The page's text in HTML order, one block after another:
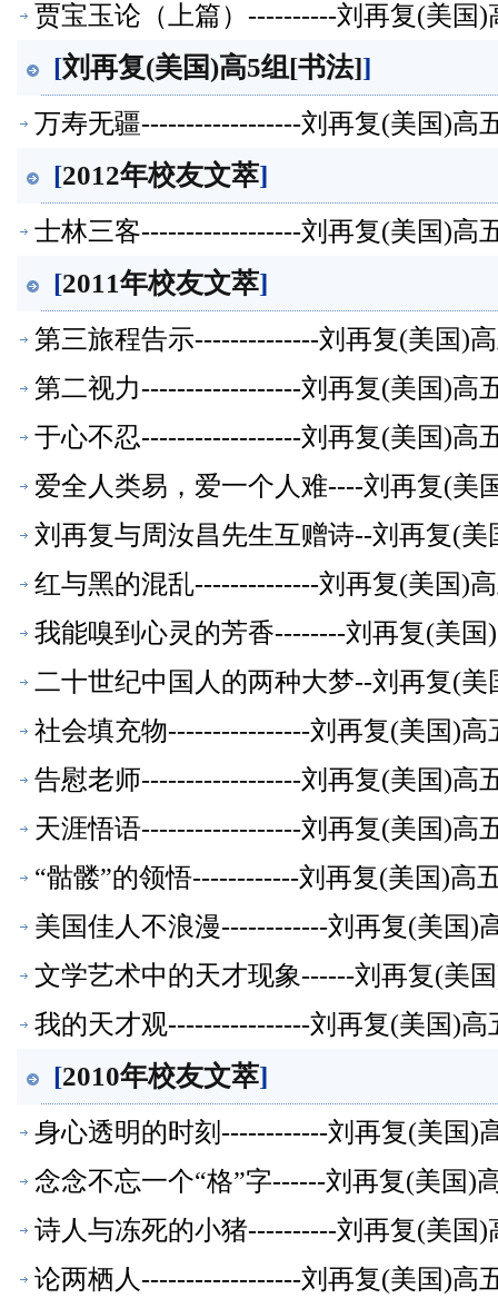
贾宝玉论（上篇）----------刘再复(美国
[刘再复(美国)高5组[书法]]
万寿无疆------------------刘再复(美国)高
[2012年校友文萃]
士林三客------------------刘再复(美国)高
[2011年校友文萃]
第三旅程告示--------------刘再复(美国)
第二视力------------------刘再复(美国)高
于心不忍------------------刘再复(美国)高
爱全人类易，爱一个人难----刘再复(美
刘再复与周汝昌先生互赠诗--刘再复(
红与黑的混乱--------------刘再复(美国)
我能嗅到心灵的芳香--------刘再复(美
二十世纪中国人的两种大梦--刘再复(
社会填充物----------------刘再复(美国)高
告慰老师------------------刘再复(美国)高
天涯悟语------------------刘再复(美国)高
“骷髅”的领悟------------刘再复(美国)高
美国佳人不浪漫------------刘再复(美国)
文学艺术中的天才现象------刘再复(美
我的天才观----------------刘再复(美国)高
[2010年校友文萃]
身心透明的时刻------------刘再复(美国)
念念不忘一个“格”字------刘再复(美国)
诗人与冻死的小猪----------刘再复(美国
论两栖人------------------刘再复(美国)高